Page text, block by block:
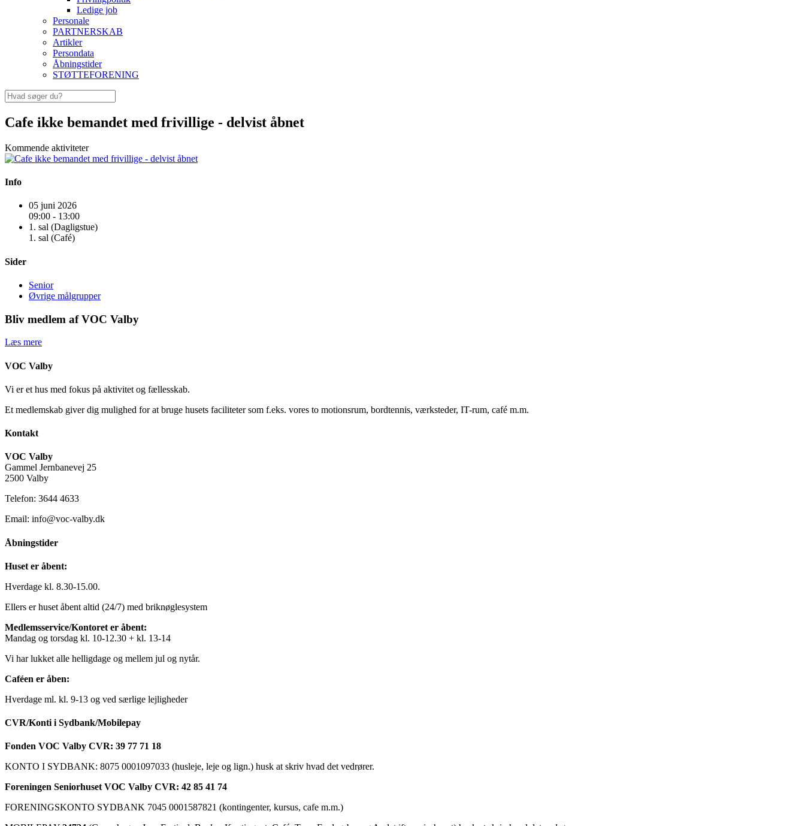
Ledige job
Personale
PARTNERSKAB
Artikler
Persondata
Åbningstider
STØTTEFORENING
Cafe ikke bemandet med frivillige - delvist åbnet
Kommende aktiviteter
Info
05 juni 2026
09:00 - 13:00
1. sal (Dagligstue)
1. sal (Café)
Sider
Senior
Øvrige målgrupper
Bliv medlem af VOC Valby
Læs mere
VOC Valby
Vi er et hus med fokus på aktivitet og fællesskab.
Et medlemskab giver dig mulighed for at bruge husets faciliteter som f.eks. vores to motionsrum, bordtennis, værksteder, IT-rum, café m.m.
Kontakt
VOC Valby
Gammel Jernbanevej 25
2500 Valby
Telefon: 3644 4633
Email: info@voc-valby.dk
Åbningstider
Huset er åbent:
Hverdage kl. 8.30-15.00.
Ellers er huset åbent altid (24/7) med briknøglesystem
Medlemsservice/Kontoret er åbent:
Mandag og torsdag kl. 10-12.30 + kl. 13-14
Vi har lukket alle helligdage og mellem jul og nytår.
Caféen er åben:
Hverdage ml. kl. 9-13 og ved særlige lejligheder
CVR/Konti i Sydbank/Mobilepay
Fonden VOC Valby CVR: 39 77 71 18
KONTO I SYDBANK: 8075 0001097033 (husleje, leje og lign.) husk at skriv hvad det vedrører.
Foreningen Seniorhuset VOC Valby CVR: 42 85 41 74
FORENINGSKONTO SYDBANK 7045 0001587821 (kontingenter, kursus, cafe m.m.)